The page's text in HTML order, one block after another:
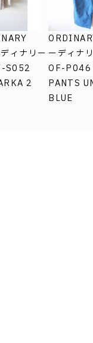
ィナリー
S052
2
ーディナ
OF-P046
PANTS
BLUE